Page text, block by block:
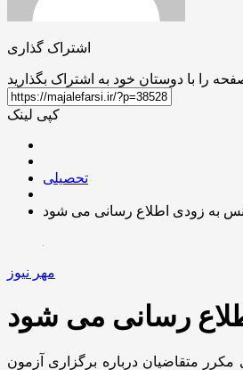
اشتراک گذاری
کپی لینک
تحصیلی
به زودی اطلاع رسانی می شود
مهر نیوز
رسانی می شود
متقاضیان درباره برگزاری آزمون